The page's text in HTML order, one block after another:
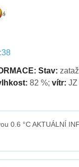
Stav:
82 %; vítr: JZ
0.6 °C AKTUÁLNÍ